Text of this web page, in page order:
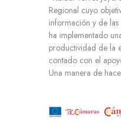
Regional cuyo
información y de
ha implementado
productividad de
contado con el
Una manera de